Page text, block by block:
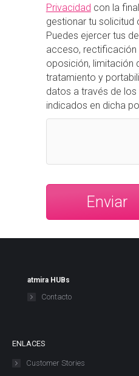
Privacidad con la
gestionar tu solicitud
Puedes ejercer tus
acceso, rectificación
oposición, limitación
tratamiento y
datos a través de
indicados en dicha
atmira HUBs
Contacto
ENLACES
Customer Stories